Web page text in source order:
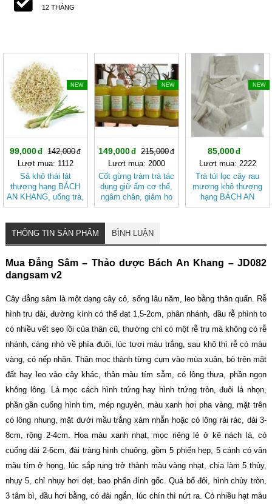
12 THÁNG
NEW
99,000
142,000
Lượt mua: 1112
Sả khô thái lát
thượng hạng BÁCH
AN KHANG, uống trà,
làm gia vị, tốt cho
-30%
NEW
149,000
215,000
Lượt mua: 2000
Cốt gừng tràm trà tác
dụng giữ ấm cơ thể,
ngâm chân, giảm ho
chai 500ml
NEW
85,000
Lượt mua: 2222
Trà túi lọc cây rau
mương khô thượng
hạng BÁCH AN
KHANG tốt cho
THÔNG TIN SẢN PHẨM
BÌNH LUẬN
Mua Đẳng Sâm – Thảo dược Bách An Khang – JD082
dangsam v2
Cây đẳng sâm là một dạng cây cỏ, sống lâu năm, leo bằng thân quấn. Rễ
hình tru dài, đường kính có thể đạt 1,5-2cm, phân nhánh, đầu rễ phình to
có nhiều vết sẹo lồi của thân cũ, thường chỉ có một rễ trụ mà không có rễ
nhánh, càng nhỏ về phía đuôi, lúc tươi màu trắng, sau khô thì rễ có màu
vàng, có nếp nhăn. Thân mọc thành từng cụm vào mùa xuân, bò trên mặt
đất hay leo vào cây khác, thân màu tím sẫm, có lông thưa, phần ngọn
không lông. Lá mọc cách hình trứng hay hình trứng tròn, đuôi lá nhọn,
phần gần cuống hình tim, mép nguyên, màu xanh hơi pha vàng, mặt trên
có lông nhung, mặt dưới mầu trắng xám nhẵn hoặc có lông rải rác, dài 3-
8cm, rộng 2-4cm. Hoa màu xanh nhạt, mọc riêng lẻ ở kẽ nách lá, có
cuống dài 2-6cm, đài tràng hình chuông, gồm 5 phiến hẹp, 5 cánh có vân
màu tím ở họng, lúc sắp rụng trở thành màu vàng nhạt, chia làm 5 thùy,
nhụy 5, chỉ nhụy hơi dẹt, bao phấn đính gốc. Quả bổ đôi, hình chùy tròn,
3 tâm bì, đầu hơi bằng, có đài ngắn, lúc chín thì nứt ra. Có nhiều hạt màu